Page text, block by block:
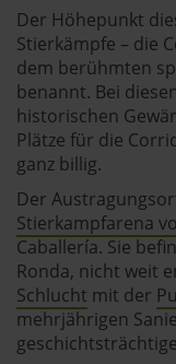
Der Höhepunkt
Stierkämpfe – die
dem berühmten
benannt. Bei
historischen
Plätze für die
ganz billig.
Der
Stierkampfarena
Caballería. Sie
Ronda, nicht weit
Schlucht mit der
mehrjährigen